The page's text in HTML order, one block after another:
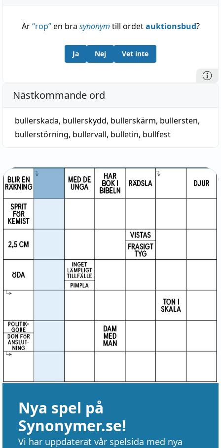
Är“rop”en bra synonym till ordetauktionsbud?
Ja Nej Vet inte
Nästkommande ord
bullerskada, bullerskydd, bullerskärm, bullersten,
bullerstörning, bullervall, bulletin, bullfest
Nya spel på
Synonymer.se!
Vi har uppdaterat vår spelsida med nya